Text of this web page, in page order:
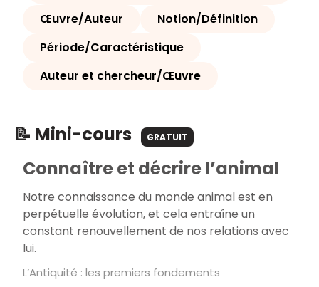
Œuvre/Auteur
Notion/Définition
Période/Caractéristique
Auteur et chercheur/Œuvre
📝 Mini-cours GRATUIT
Connaître et décrire l’animal
Notre connaissance du monde animal est en
perpétuelle évolution, et cela entraîne un
constant renouvellement de nos relations avec
lui.
L’Antiquité : les premiers fondements